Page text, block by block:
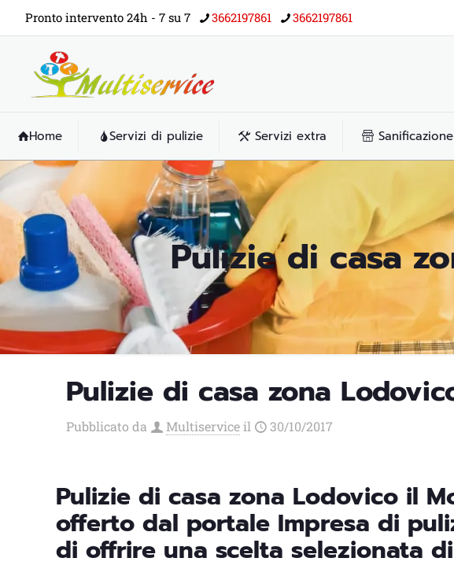
Pronto intervento 24h - 7 su 7 3662197861 3662197861
Home Servizi di pulizie Servizi extra Sanificazione
Pulizie di casa
Pulizie di casa zona
Pubblicato da Multiservice il 30/10/2017
Pulizie di casa zona Lodovico il
offerto dal portale Impresa di
di offrire una scelta selezionata